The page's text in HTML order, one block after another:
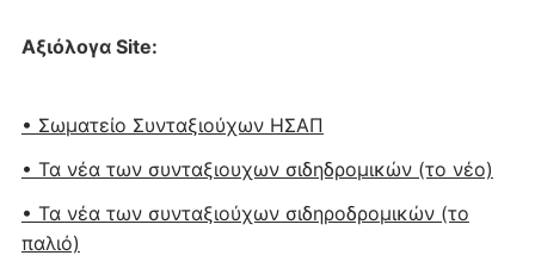
Αξιόλογα Site:
• Σωματείο Συνταξιούχων ΗΣΑΠ
• Τα νέα των συνταξιουχων σιδηδρομικών (το νέο)
• Τα νέα των συνταξιούχων σιδηροδρομικών (το
παλιό)